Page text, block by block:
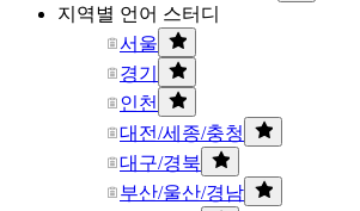
지역별 언어 스터디
서울
경기
인천
대전/세종/충청
대구/경북
부산/울산/경남